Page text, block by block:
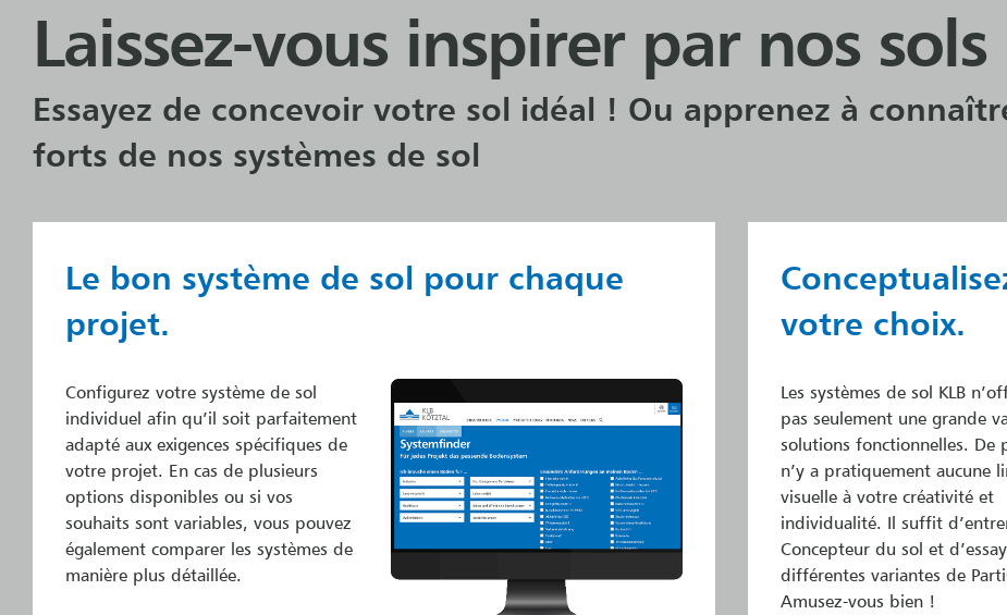
Laissez-vous inspirer par nos sols
Essayez de concevoir votre sol idéal ! Ou apprenez à
forts de nos systèmes de sol
Le bon système de sol pour chaque
projet.
Configurez votre système de sol
individuel afin qu’il soit parfaitement
adapté aux exigences spécifiques de
votre projet. En cas de plusieurs
options disponibles ou si vos
souhaits sont variables, vous pouvez
également comparer les systèmes de
manière plus détaillée.
votre choix.
Les systèmes de sol KLB
pas seulement une grande
solutions fonctionnelles. De
n’y a pratiquement aucune
visuelle à votre créativité et
individualité. Il suffit
Concepteur du sol et
différentes variantes de
Amusez-vous bien !